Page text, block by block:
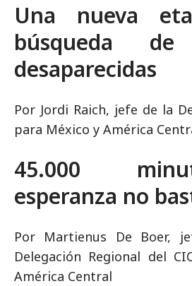
Una nueva
búsqueda de
desaparecidas
Por Jordi Raich, jefe de la
para México y América
45.000
esperanza no
Por Martienus De Boer,
Delegación Regional del
América Central